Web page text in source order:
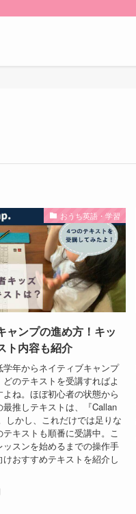
おうち英語・学習
ャンプの進め方！キッ
ト内容も紹介
年からネイティブキャンプ
のテキストを受講すればよ
ね。ほぼ初心者の状態から
推しテキストは、『Callan
しかし、これだけでは足りな
キストも順番に受講中。こ
スンを始めるまでの操作手
おすすめテキストを紹介し